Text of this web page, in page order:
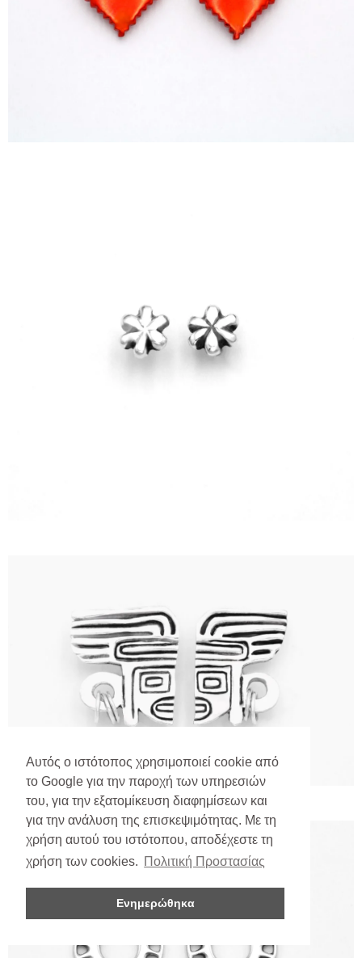
Αυτός ο ιστότοπος χρησιμοποιεί cookie από
το Google για την παροχή των υπηρεσιών
του, για την εξατομίκευση διαφημίσεων και
για την ανάλυση της επισκεψιμότητας. Με τη
χρήση αυτού του ιστότοπου, αποδέχεστε τη
χρήση των cookies. Πολιτική Προστασίας
Ενημερώθηκα